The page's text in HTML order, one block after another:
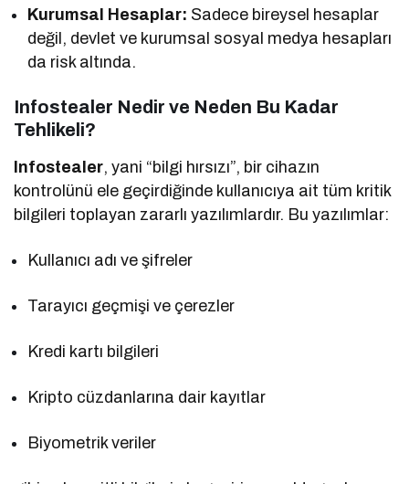
Kurumsal Hesaplar: Sadece bireysel hesaplar
değil, devlet ve kurumsal sosyal medya hesapları
da risk altında.
Infostealer Nedir ve Neden Bu Kadar
Tehlikeli?
Infostealer, yani “bilgi hırsızı”, bir cihazın
kontrolünü ele geçirdiğinde kullanıcıya ait tüm kritik
bilgileri toplayan zararlı yazılımlardır. Bu yazılımlar:
Kullanıcı adı ve şifreler
Tarayıcı geçmişi ve çerezler
Kredi kartı bilgileri
Kripto cüzdanlarına dair kayıtlar
Biyometrik veriler